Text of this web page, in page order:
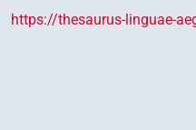
https://thesaurus-linguae-